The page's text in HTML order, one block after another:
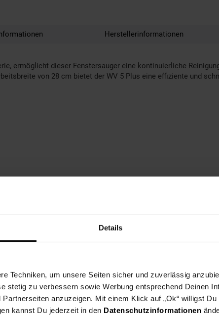
Details
Techniken, um unsere Seiten sicher und zuverlässig
stetig zu verbessern sowie Werbung entsprechend Deinen
anzuzeigen. Mit einem Klick auf „Ok“ willigst
kannst Du jederzeit in den Datenschutzinformationen
Herstellerinformationen
ermöglicht dieser Fenstersauger eine kontinuierliche
von 28 cm bietet der WV 5 Plus eine effiziente und